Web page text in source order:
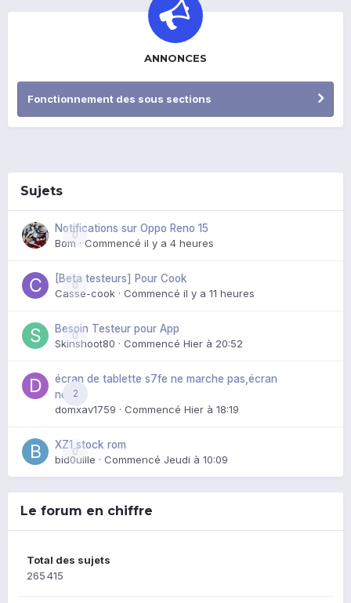
ANNONCES
Fonctionnement des sous sections
Sujets
0
Notifications sur Oppo Reno 15
Bom · Commencé il y a 4 heures
0
[Beta testeurs] Pour Cook
Casse-cook · Commencé il y a 11 heures
0
Besoin Testeur pour App
Skinshoot80 · Commencé Hier à 20:52
2
écran de tablette s7fe ne marche pas,écran
noir
domxav1759 · Commencé Hier à 18:19
0
XZ1 stock rom
bid0uille · Commencé Jeudi à 10:09
Le forum en chiffre
Total des sujets
265 415